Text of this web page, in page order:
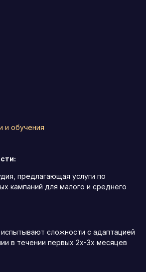
и обучения
предлагающая услуги по
кампаний для малого и среднего
сложности с адаптацией
в течении первых 2х-3х месяцев